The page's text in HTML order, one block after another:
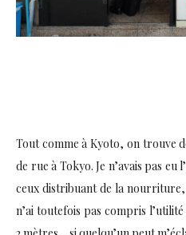
Tout comme à Kyoto, on trouve
de rue à Tokyo. Je n’avais pas
ceux distribuant de la nourriture,
n’ai toutefois pas compris